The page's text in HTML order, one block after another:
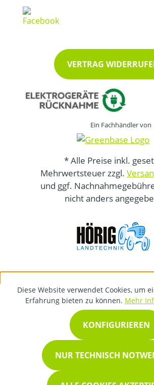
VERTRAG
Ein Fachhändler von
* Alle Preise inkl.
Mehrwertsteuer zzgl.
und ggf.
nicht anders
Diese Website verwendet Cookies, um
Erfahrung bieten zu können. Mehr
NUR TECHNISCH
KONFIGURIEREN